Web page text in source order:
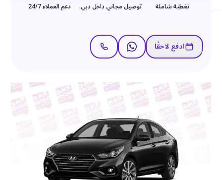
تغطية شاملة توصيل مجاني داخل دبي دعم العملاء 24/7
ادفع لاحقًا